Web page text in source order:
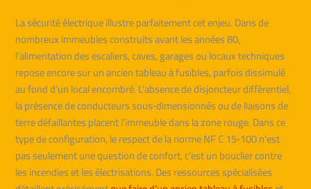
La sécurité électrique illustre parfaitement cet enjeu. Dans de
nombreux immeubles construits avant les années 80,
l’alimentation des escaliers, caves, garages ou locaux techniques
repose encore sur un ancien tableau à fusibles, parfois dissimulé
au fond d’un local encombré. L’absence de disjoncteur différentiel,
la présence de conducteurs sous‑dimensionnés ou de liaisons de
terre défaillantes placent l’immeuble dans la zone rouge. Dans ce
type de configuration, le respect de la norme NF C 15‑100 n’est
pas seulement une question de confort, c’est un bouclier contre
les incendies et les électrisations. Des ressources spécialisées